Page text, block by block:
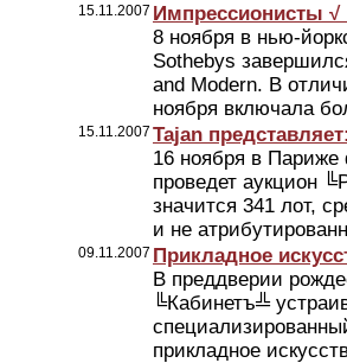
15.11.2007 Импрессионисты √
8 ноября в нью-
Sothebys
and Modern. В
ноября включала
15.11.2007 Tajan
16 ноября в Париже
проведет аукцион
значится 341 лот,
и не
09.11.2007 Прикладное
В преддверии
╚Кабинетъ╩
прикладное